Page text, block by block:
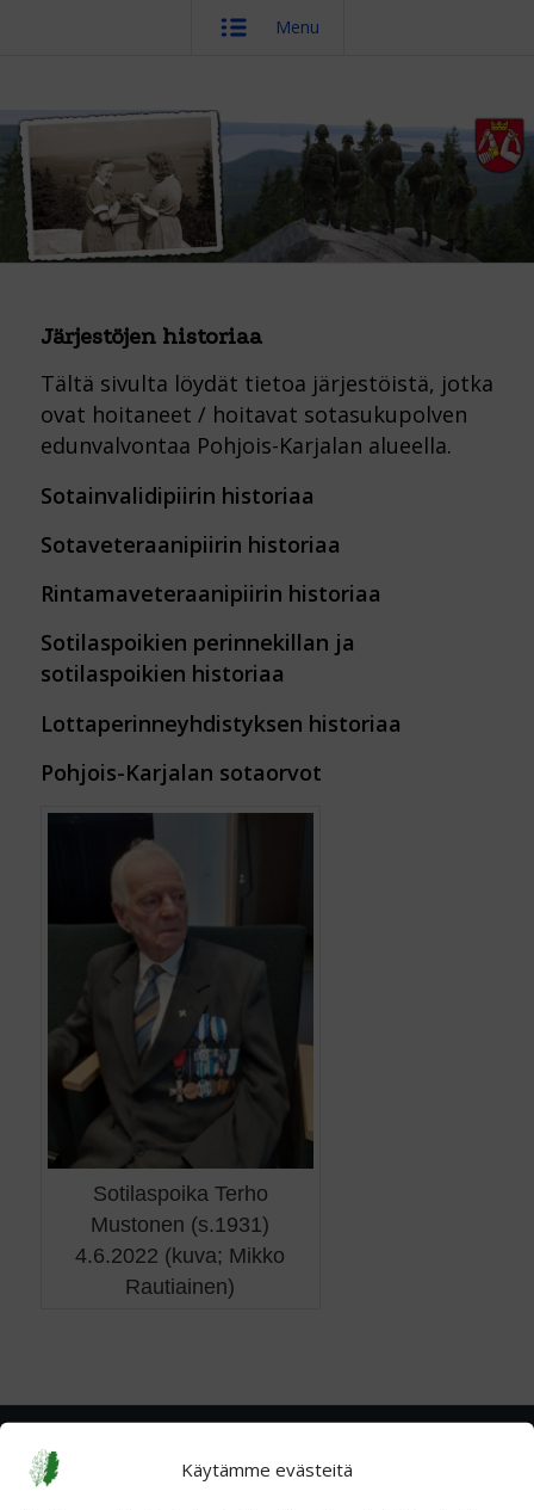
Käytämme evästeitä
Menu
Järjestöjen historiaa
Tältä sivulta löydät tietoa järjestöistä, jotka
ovat hoitaneet / hoitavat sotasukupolven
edunvalvontaa Pohjois-Karjalan alueella.
Sotainvalidipiirin historiaa
Sotaveteraanipiirin historiaa
Rintamaveteraanipiirin historiaa
Sotilaspoikien perinnekillan ja
sotilaspoikien historiaa
Lottaperinneyhdistyksen historiaa
Pohjois-Karjalan sotaorvot
Sotilaspoika Terho
Mustonen (s.1931)
4.6.2022 (kuva; Mikko
Rautiainen)